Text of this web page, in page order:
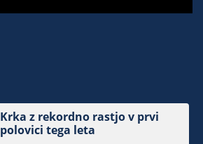
Krka z rekordno rastjo v prvi
polovici tega leta